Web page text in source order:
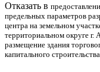
Отказать в
предельных параметров
центра на земельном
территориальном округе
размещение здания
капитального